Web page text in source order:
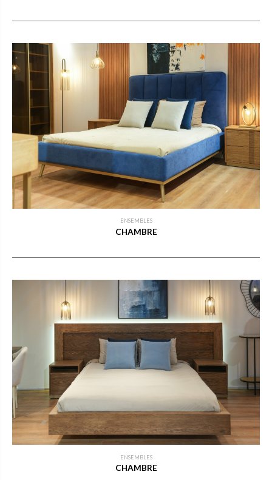
ENSEMBLES
CHAMBRE
ENSEMBLES
CHAMBRE